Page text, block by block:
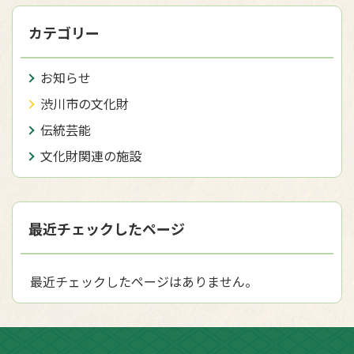
カテゴリー
お知らせ
渋川市の文化財
伝統芸能
文化財関連の施設
最近チェックしたページ
最近チェックしたページはありません。